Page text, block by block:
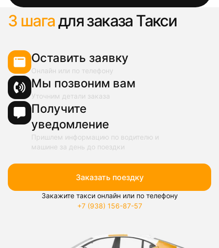
3 шагадля заказа Такси
Оставить заявку
Онлайн или по телефону
Мы позвоним вам
Уточним детали заказа
Получите
уведомление
Пришлем информацию по водителю и
машине за день до поездки
Заказать поездку
Закажите такси онлайн или по телефону
+7 (938) 156-87-57